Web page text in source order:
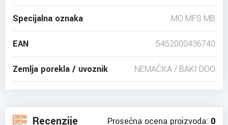
Specijalna oznaka MO MFS MB
EAN 5452000436740
Zemlja porekla / uvoznik NEMAČKA / BAKI DOO
Recenzije Prosečna ocena proizvoda: 0